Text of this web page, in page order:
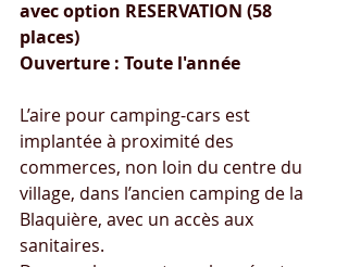
avec option RESERVATION (58
places)
Ouverture : Toute l'année
L’aire pour camping-cars est
implantée à proximité des
commerces, non loin du centre du
village, dans l’ancien camping de la
Blaquière, avec un accès aux
sanitaires.